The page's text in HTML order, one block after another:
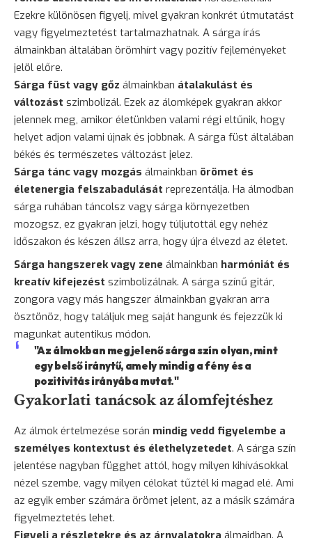
Ezekre különösen figyelj, mivel gyakran konkrét útmutatást
vagy figyelmeztetést tartalmazhatnak. A sárga írás
álmainkban általában örömhírt vagy pozitív fejleményeket
jelöl előre.
Sárga füst vagy gőz álmainkban átalakulást és
változást szimbolizál. Ezek az álomképek gyakran akkor
jelennek meg, amikor életünkben valami régi eltűnik, hogy
helyet adjon valami újnak és jobbnak. A sárga füst általában
békés és természetes változást jelez.
Sárga tánc vagy mozgás álmainkban örömet és
életenergia felszabadulását reprezentálja. Ha álmodban
sárga ruhában táncolsz vagy sárga környezetben
mozogsz, ez gyakran jelzi, hogy túljutottál egy nehéz
időszakon és készen állsz arra, hogy újra élvezd az életet.
Sárga hangszerek vagy zene álmainkban harmóniát és
kreatív kifejezést szimbolizálnak. A sárga színű gitár,
zongora vagy más hangszer álmainkban gyakran arra
ösztönöz, hogy találjuk meg saját hangunk és fejezzük ki
magunkat autentikus módon.
"Az álmokban megjelenő sárga szín olyan, mint
egy belső iránytű, amely mindig a fény és a
pozitivitás irányába mutat."
Gyakorlati tanácsok az álomfejtéshez
Az álmok értelmezése során mindig vedd figyelembe a
személyes kontextust és élethelyzetedet. A sárga szín
jelentése nagyban függhet attól, hogy milyen kihívásokkal
nézel szembe, vagy milyen célokat tűztél ki magad elé. Ami
az egyik ember számára örömet jelent, az a másik számára
figyelmeztetés lehet.
Figyelj a részletekre és az árnyalatokra álmaidban. A